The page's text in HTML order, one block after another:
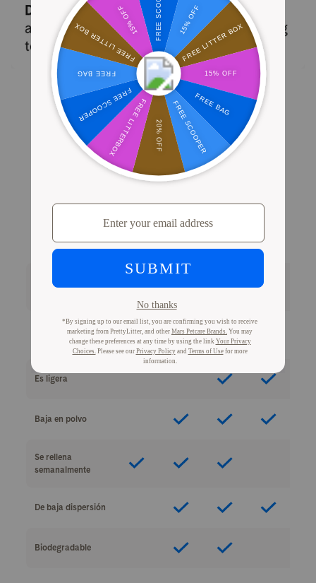
Un gato blanco y gris está sentado frente a una bolsa de
PRUEBA PRETTYLITTER
Comparación de arenas
Tabla comparativa de la cama de sílice frente a la arcilla, los residuos
Característica
Arcilla
plantas
Tofu Sílice
Sin grumos
Absorbe los
Es ligera
Baja en polvo
Se rellena
semanalmente
De baja dispersión
Biodegradable